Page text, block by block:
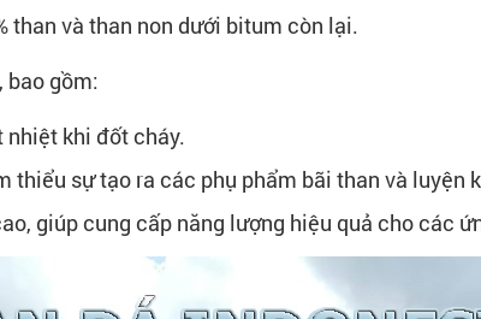
than và than non dưới bitum còn lại.
bao gồm:
nhiệt khi đốt cháy.
sự tạo ra các phụ phẩm bãi than và luyện
giúp cung cấp năng lượng hiệu quả cho các